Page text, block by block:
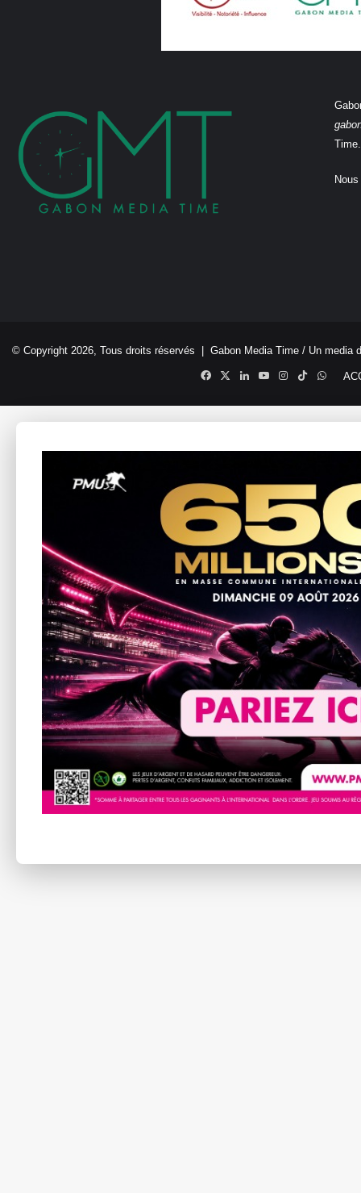
Time.
© Copyright 2026, Tous droits réservés | Gabon Media Time / Un media
Facebook
X LinkedinYouTubeInstagram
TikTok